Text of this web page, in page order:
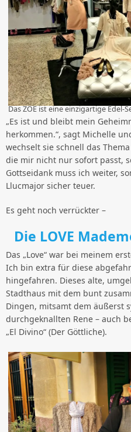
Das ZOE ist eine einzigartige Edel-
„Es ist und bleibt mein
herkommen.“, sagt Michelle
wechselt sie schnell das
die mir nicht nur sofort passt,
Gottseidank muss ich weiter,
Llucmajor sicher teuer.
Es geht noch verrückter –
Die LOVE
Das „Love“ war bei meinem
Ich bin extra für diese
hingefahren. Dieses alte,
Stadthaus mit dem bunt
Dingen, mitsamt dem äußerst
durchgeknallten Rene – auch
„El Divino“ (Der Göttliche).